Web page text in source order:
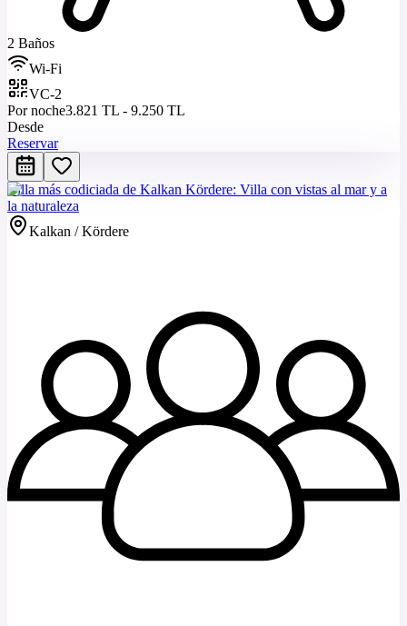
2 Baños
Wi-Fi
VC-2
Por noche3.821 TL - 9.250 TL
Desde
Reservar
Villa más codiciada de Kalkan Kördere: Villa con vistas al mar y a
la naturaleza
Kalkan / Kördere